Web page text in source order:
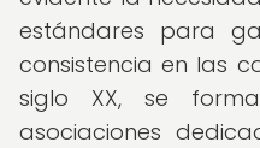
estándares para
consistencia en las
siglo XX, se
asociaciones